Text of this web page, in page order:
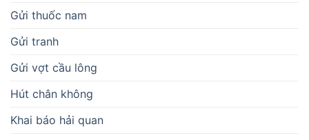
Gửi thuốc nam
Gửi tranh
Gửi vợt cầu lông
Hút chân không
Khai báo hải quan